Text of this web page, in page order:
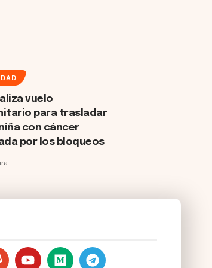
vuelo
para trasladar
con cáncer
por los bloqueos